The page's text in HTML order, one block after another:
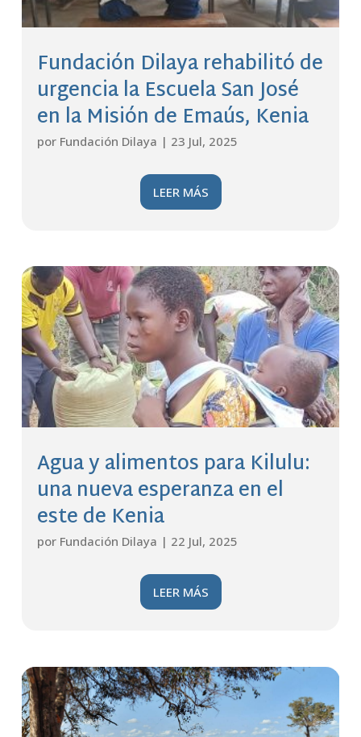
Fundación Dilaya rehabilitó de
urgencia la Escuela San José
en la Misión de Emaús, Kenia
por Fundación Dilaya | 23 Jul, 2025
LEER MÁS
Agua y alimentos para Kilulu:
una nueva esperanza en el
este de Kenia
por Fundación Dilaya | 22 Jul, 2025
LEER MÁS